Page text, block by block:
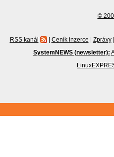
©
RSS kanál | Ceník inzerce | Zprávy |
SystemNEWS (newsletter):